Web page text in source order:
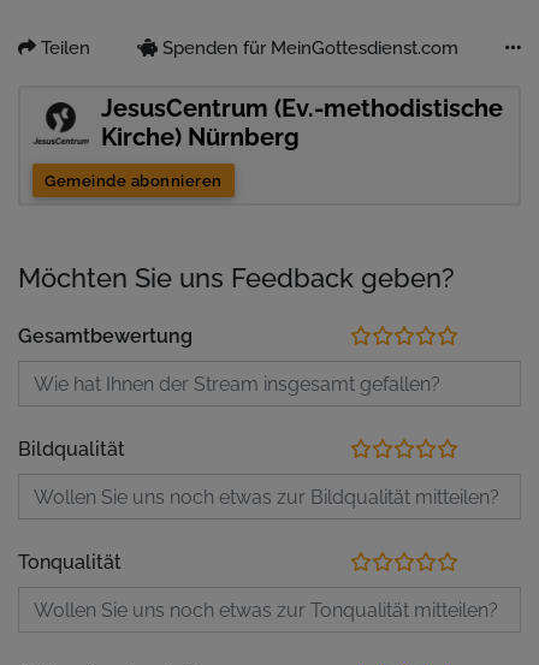
Teilen Spenden für MeinGottesdienst.com
JesusCentrum (Ev.-methodistische
Kirche) Nürnberg
Gemeinde abonnieren
Möchten Sie uns Feedback geben?
Gesamtbewertung
Bildqualität
Tonqualität